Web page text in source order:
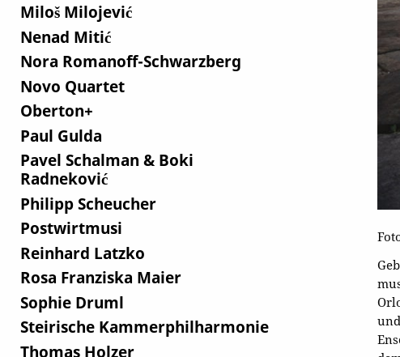
Miloš Milojević
Nenad Mitić
Nora Romanoff-Schwarzberg
Novo Quartet
Oberton+
Paul Gulda
Pavel Schalman & Boki
Radneković
Philipp Scheucher
Postwirtmusi
Reinhard Latzko
Rosa Franziska Maier
Sophie Druml
Steirische Kammerphilharmonie
Thomas Holzer